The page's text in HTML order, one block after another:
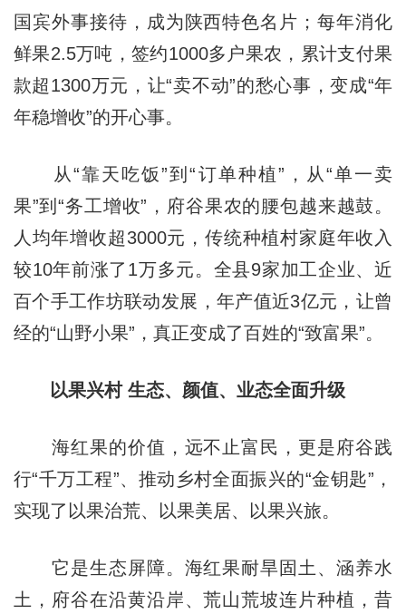
国宾外事接待，成为陕西特色名片；每年消化
鲜果2.5万吨，签约1000多户果农，累计支付果
款超1300万元，让“卖不动”的愁心事，变成“年
年稳增收”的开心事。
从“靠天吃饭”到“订单种植”，从“单一卖
果”到“务工增收”，府谷果农的腰包越来越鼓。
人均年增收超3000元，传统种植村家庭年收入
较10年前涨了1万多元。全县9家加工企业、近
百个手工作坊联动发展，年产值近3亿元，让曾
经的“山野小果”，真正变成了百姓的“致富果”。
以果兴村 生态、颜值、业态全面升级
海红果的价值，远不止富民，更是府谷践
行“千万工程”、推动乡村全面振兴的“金钥匙”，
实现了以果治荒、以果美居、以果兴旅。
它是生态屏障。海红果耐旱固土、涵养水
土，府谷在沿黄沿岸、荒山荒坡连片种植，昔